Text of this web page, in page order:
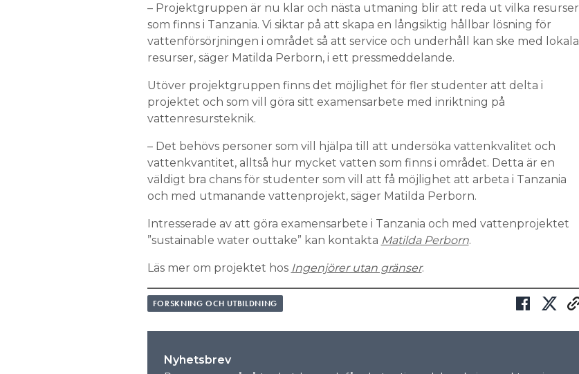
– Projektgruppen är nu klar och nästa utmaning blir att reda ut vilka resurser
som finns i Tanzania. Vi siktar på att skapa en långsiktig hållbar lösning för
vattenförsörjningen i området så att service och underhåll kan ske med lokala
resurser, säger Matilda Perborn, i ett pressmeddelande.
Utöver projektgruppen finns det möjlighet för fler studenter att delta i
projektet och som vill göra sitt examensarbete med inriktning på
vattenresursteknik.
– Det behövs personer som vill hjälpa till att undersöka vattenkvalitet och
vattenkvantitet, alltså hur mycket vatten som finns i området. Detta är en
väldigt bra chans för studenter som vill att få möjlighet att arbeta i Tanzania
och med utmanande vattenprojekt, säger Matilda Perborn.
Intresserade av att göra examensarbete i Tanzania och med vattenprojektet
”sustainable water outtake” kan kontakta Matilda Perborn.
Läs mer om projektet hos Ingenjörer utan gränser.
FORSKNING OCH UTBILDNING
Nyhetsbrev